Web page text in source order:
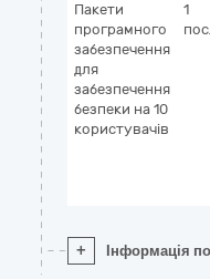
Пакети
програмного
забезпечення
для
забезпечення
безпеки на 10
користувачів
1
+ Інформація